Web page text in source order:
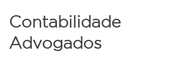
Advogados